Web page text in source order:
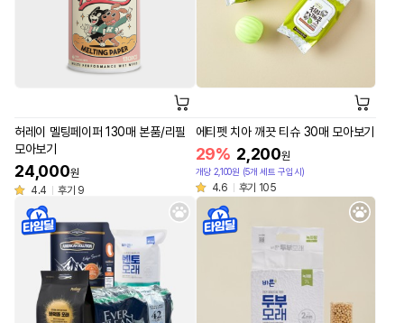
허레이 멜팅페이퍼 130매 본품/리필
모아보기
24,000원
4.4
후기 9
에티펫 치아 깨끗 티슈 30매 모아보기
29% 2,200원
개당 2,100원 (5개 세트 구입시)
4.6 후기 105